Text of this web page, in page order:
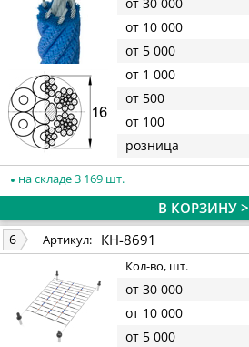
от 10 000
от 5 000
от 1 000
от 500
от 100
розница
на складе 3 169 шт.
В КОРЗИНУ >
6 Артикул: КН-8691
Кол-во, шт.
от 30 000
от 10 000
от 5 000